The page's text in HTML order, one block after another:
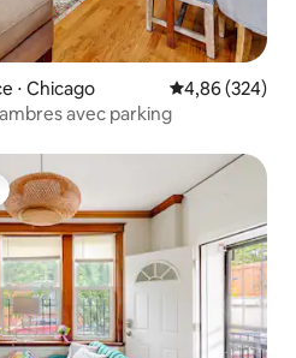
⋅ Chicago Évaluation
4,86 (324)
avec parking